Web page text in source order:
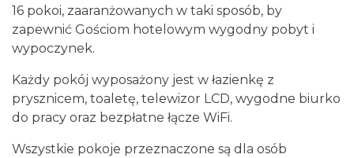
16 pokoi, zaaranżowanych w taki sposób, by
zapewnić Gościom hotelowym wygodny pobyt i
wypoczynek.
Każdy pokój wyposażony jest w łazienkę z
prysznicem, toaletę, telewizor LCD, wygodne biurko
do pracy oraz bezpłatne łącze WiFi.
Wszystkie pokoje przeznaczone są dla osób